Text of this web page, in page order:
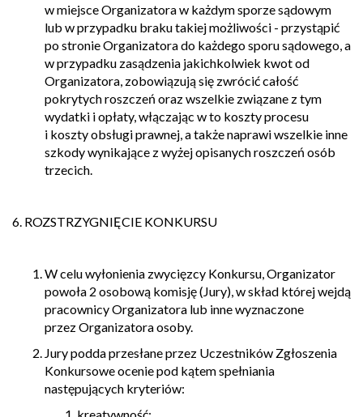
w miejsce Organizatora w każdym sporze sądowym
lub w przypadku braku takiej możliwości - przystąpić
po stronie Organizatora do każdego sporu sądowego, a
w przypadku zasądzenia jakichkolwiek kwot od
Organizatora, zobowiązują się zwrócić całość
pokrytych roszczeń oraz wszelkie związane z tym
wydatki i opłaty, włączając w to koszty procesu
i koszty obsługi prawnej, a także naprawi wszelkie inne
szkody wynikające z wyżej opisanych roszczeń osób
trzecich.
6. ROZSTRZYGNIĘCIE KONKURSU
W celu wyłonienia zwycięzcy Konkursu, Organizator
powoła 2 osobową komisję (Jury), w skład której wejdą
pracownicy Organizatora lub inne wyznaczone
przez Organizatora osoby.
Jury podda przesłane przez Uczestników Zgłoszenia
Konkursowe ocenie pod kątem spełniania
następujących kryteriów: